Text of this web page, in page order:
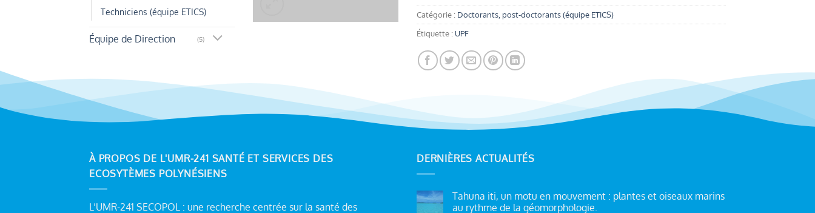
Techniciens (équipe ETICS)
Équipe de Direction (5)
Catégorie : Doctorants, post-doctorants (équipe ETICS)
Étiquette : UPF
À PROPOS DE L'UMR-241 SANTÉ ET SERVICES DES
ECOSYTÈMES POLYNÉSIENS
L’UMR-241 SECOPOL : une recherche centrée sur la santé des
DERNIÈRES ACTUALITÉS
Tahuna iti, un motu en mouvement : plantes et oiseaux marins
au rythme de la géomorphologie.